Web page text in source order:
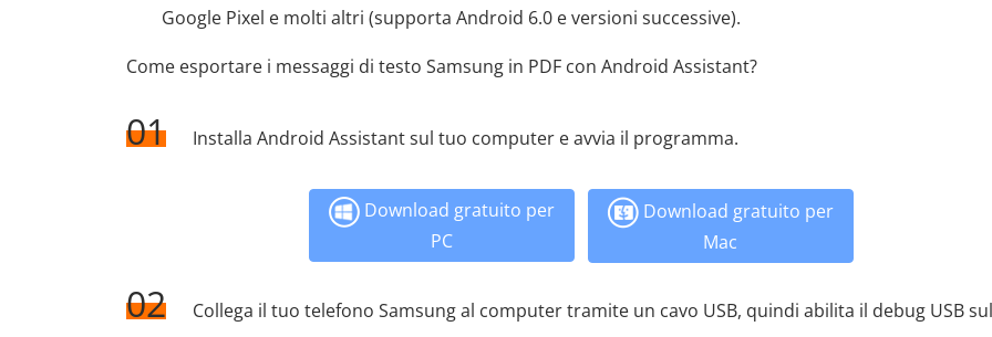
Google Pixel e molti altri (supporta Android 6.0 e versioni successive).
Come esportare i messaggi di testo Samsung in PDF con Android Assistant?
01 Installa Android Assistant sul tuo computer e avvia il programma.
Download gratuito per
PC
Download gratuito per
Mac
02
Collega il tuo telefono Samsung al computer tramite un cavo USB, quindi abilita il debug USB sul